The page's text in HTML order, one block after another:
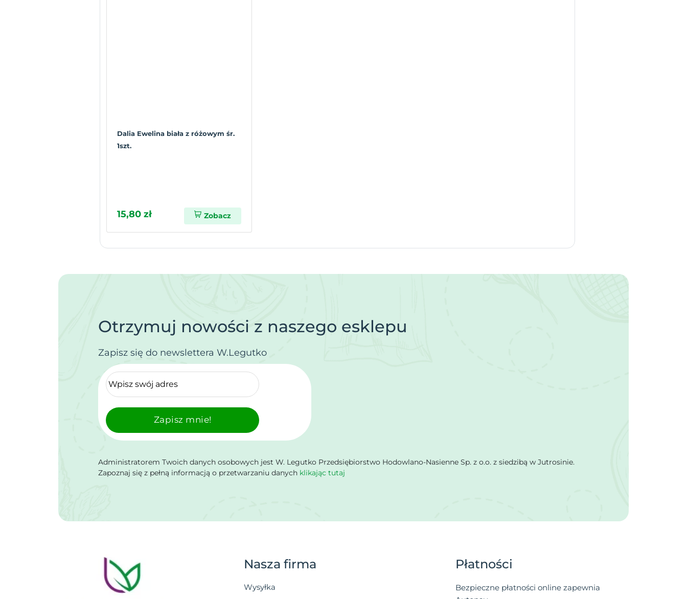
Dalia Ewelina biała z różowym śr.
1szt.
15,80 zł Zobacz
Otrzymuj nowości z naszego esklepu
Zapisz się do newslettera W.Legutko
Zapisz mnie!
Administratorem Twoich danych osobowych jest W. Legutko Przedsiębiorstwo Hodowlano-Nasienne Sp. z o.o. z siedzibą w Jutrosinie.
Zapoznaj się z pełną informacją o przetwarzaniu danych klikając tutaj
Nasza firma
Wysyłka
Płatności
Bezpieczne płatności online zapewnia